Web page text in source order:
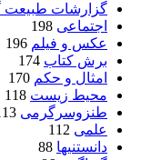
گزارشات طبیعت
اجتماعی 198
عکس و فیلم 196
برش کتاب 174
امثال و حکم 170
محیط زیست 118
طنزوسرگرمی
علمی 112
دانستنیها 88